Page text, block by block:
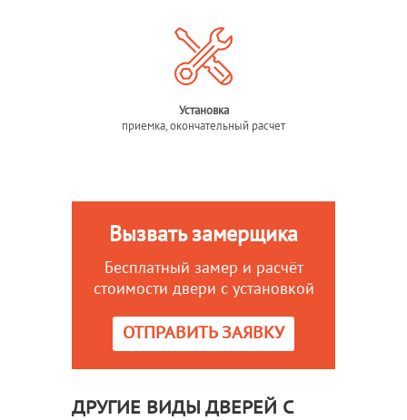
Установка
приемка, окончательный расчет
Вызвать замерщика
Бесплатный замер и расчёт
стоимости двери с установкой
ОТПРАВИТЬ ЗАЯВКУ
ДРУГИЕ ВИДЫ ДВЕРЕЙ С